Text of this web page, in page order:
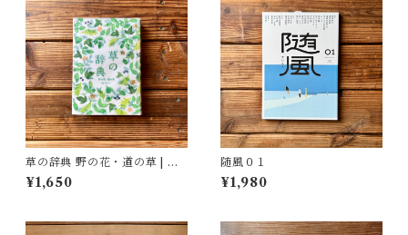
草の辞典 野の花・道の草 | 森
乃おと, ささきみえこ（イラス
ト）
¥1,650
随風０１
¥1,980